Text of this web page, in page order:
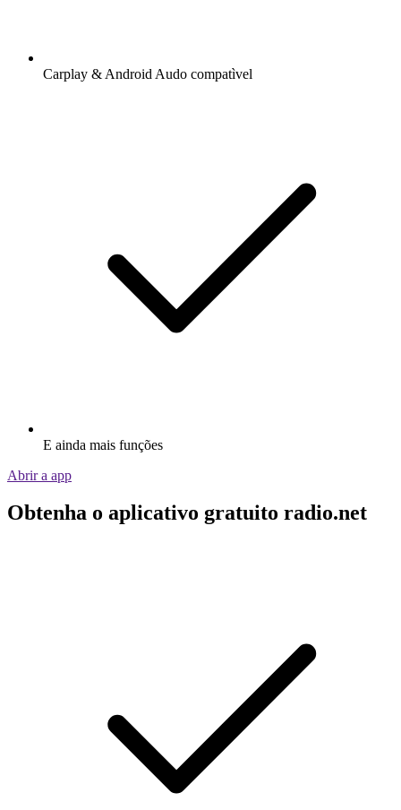
Carplay & Android Audo compatìvel
E ainda mais funções
Abrir a app
Obtenha o aplicativo gratuito radio.net